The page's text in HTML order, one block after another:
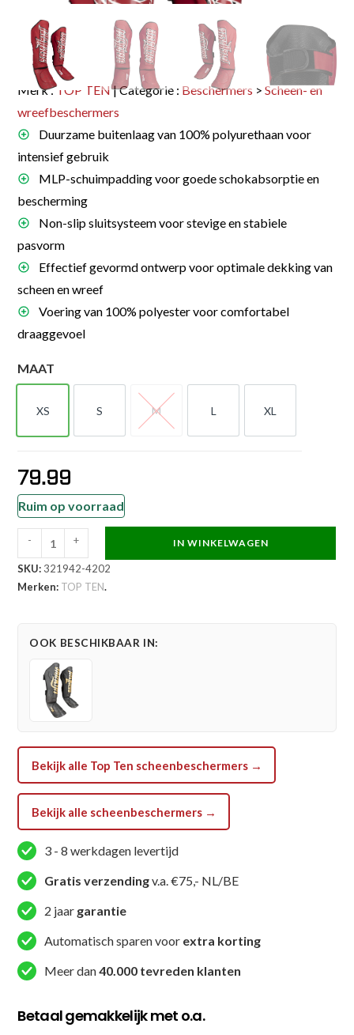
Merk :TOP TEN| Categorie : Beschermers >Scheen- en
wreefbeschermers
Duurzame buitenlaag van 100% polyurethaan voor
intensief gebruik
MLP-schuimpadding voor goede schokabsorptie en
bescherming
Non-slip sluitsysteem voor stevige en stabiele
pasvorm
Effectief gevormd ontwerp voor optimale dekking van
scheen en wreef
Voering van 100% polyester voor comfortabel
draaggevoel
MAAT
XS
XS
S
S
M
M
L
L
XL
XL
79.99
Ruim op voorraad
TEN
Scheen-
Nong
aantal
- + IN WINKELWAGEN
SKU: 321942-4202
Merken: TOP TEN.
OOK BESCHIKBAAR IN:
Bekijk alle Top Ten scheenbeschermers →
Bekijk alle scheenbeschermers →
3 - 8 werkdagen levertijd
Gratis verzendingv.a. €75,- NL/BE
2 jaar garantie
Automatisch sparen voor extra korting
Meer dan40.000 tevreden klanten
Betaal gemakkelijk met o.a.